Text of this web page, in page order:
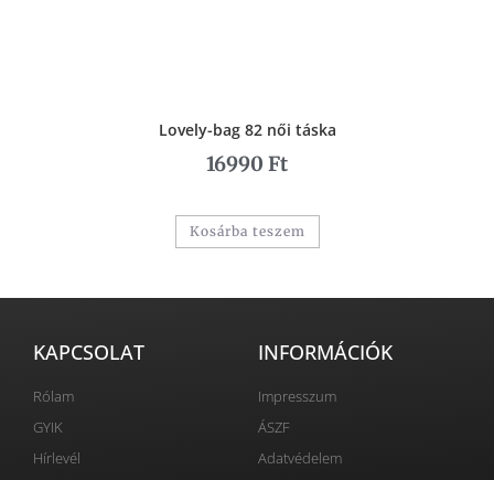
Lovely-bag 82 női táska
16990 Ft
Kosárba teszem
KAPCSOLAT
Rólam
GYIK
Hírlevél
INFORMÁCIÓK
Impresszum
ÁSZF
Adatvédelem